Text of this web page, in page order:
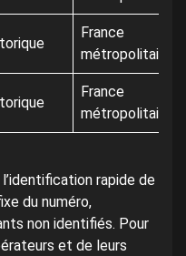
France
métropolitaine
France
métropolitaine
rapide de
du numéro,
non identifiés. Pour
et de leurs